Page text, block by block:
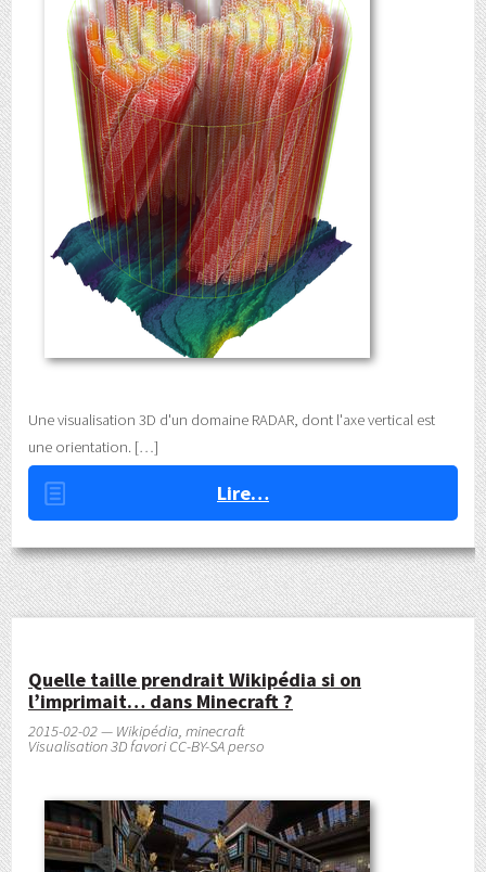
Une visualisation 3D d'un domaine RADAR, dont l'axe vertical est
une orientation.
Lire…
Quelle taille prendrait Wikipédia si on
l’imprimait… dans Minecraft ?
2015-02-02 — Wikipédia, minecraft
Visualisation 3D favori CC-BY-SA perso